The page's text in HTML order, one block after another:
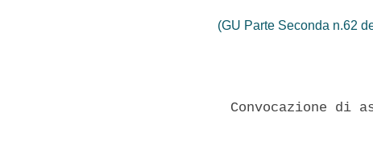
(GU Parte Seconda n.62
Convocazione di